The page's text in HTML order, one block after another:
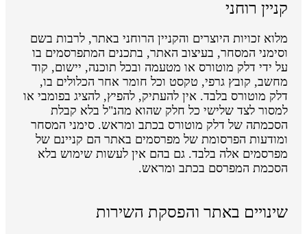
קניין רוחני
מלוא זכויות היוצרים והקניין הרוחני באתר, לרבות בשם
וסימני המסחר, בעיצוב האתר, בתכנים המתפרסמים בו
על ידי דלק מוטורס או מטעמה ובכל תוכנה, יישום, קוד
מחשב, קובץ גרפי, טקסט וכל חומר אחר הכלולים בו,
דלק מוטורס בלבד. אין להעתיק, להפיץ, להציג בפומבי או
למסור לצד שלישי כל חלק שהוא מהנ"ל בלא קבלת
הסכמתה של דלק מוטורס בכתב ומראש. סימני המסחר
ומודעות הפרסומת של מפרסמים באתר הם קניינם של
מפרסמים אלה בלבד. גם בהם אין לעשות שימוש בלא
הסכמת המפרסם בכתב ומראש.
שינויים באתר והפסקת השירות